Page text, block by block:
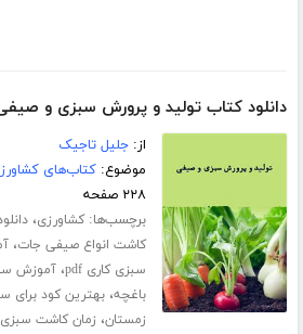
دانلود کتاب تولید و پرورش سبزی و
از:جلیل تاجیک
موضوع:کتاب‌های
۲۲۸ صفحه
برچسب‌ها:کشاورزی،
کاشت انواع صیفی جات،
سبزی کاری pdf ،آموزش
باغچه،بهترین کود برای
زمستان، زمان کاشت